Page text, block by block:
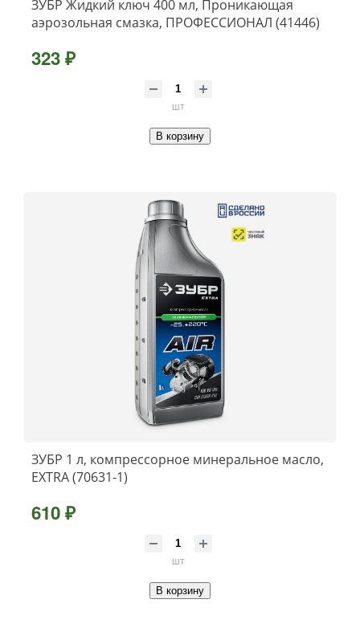
ЗУБР Жидкий ключ 400 мл, Проникающая
аэрозольная смазка, ПРОФЕССИОНАЛ (41446)
323 ₽
шт
В корзину
ЗУБР 1 л, компрессорное минеральное масло,
EXTRA (70631-1)
610 ₽
шт
В корзину